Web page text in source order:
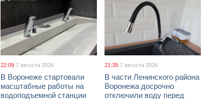
22:09 7 августа 2026
В Воронеже стартовали
масштабные работы на
водоподъемной станции
21:39 7 августа 2026
В части Ленинского района
Воронежа досрочно
отключили воду перед